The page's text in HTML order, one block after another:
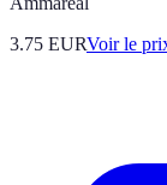
3.75 EURVoir le